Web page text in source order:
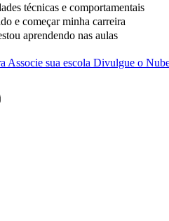
técnicas e comportamentais
e começar minha carreira
aprendendo nas aulas
Associe sua escola Divulgue o